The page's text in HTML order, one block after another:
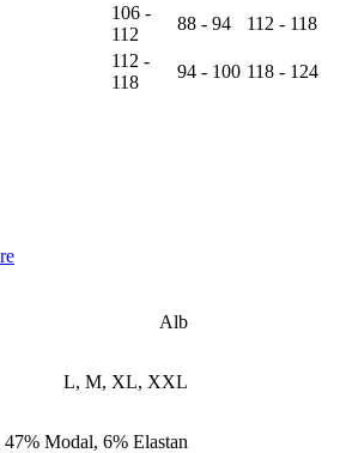
106 -
112
88 - 94 112 - 118
112 -
118
94 - 100 118 - 124
Alb
L, M, XL, XXL
47% Modal, 6% Elastan